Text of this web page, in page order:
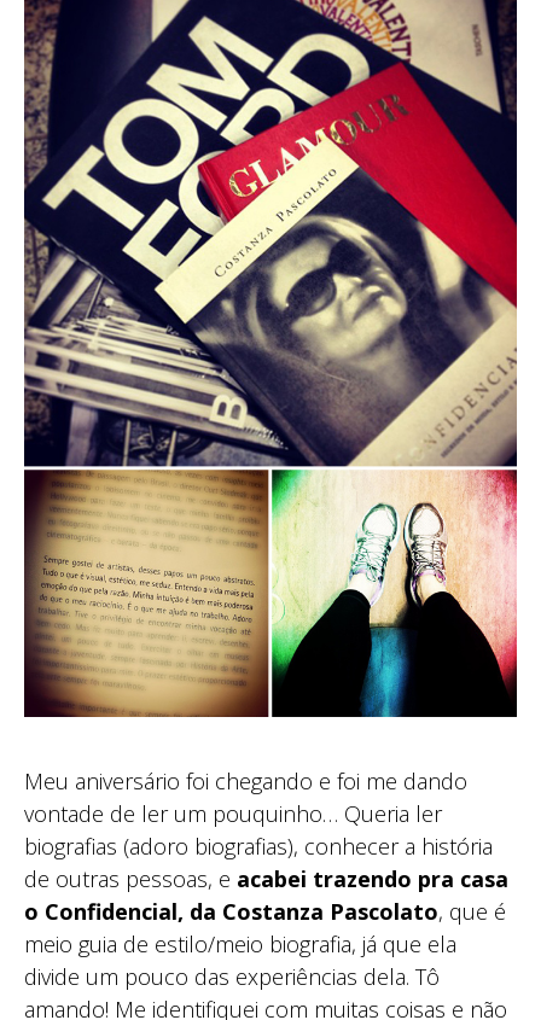
Meu aniversário foi chegando e foi me dando
vontade de ler um pouquinho… Queria ler
biografias (adoro biografias), conhecer a história
de outras pessoas, e acabei trazendo pra casa
o Confidencial, da Costanza Pascolato, que é
meio guia de estilo/meio biografia, já que ela
divide um pouco das experiências dela. Tô
amando! Me identifiquei com muitas coisas e não